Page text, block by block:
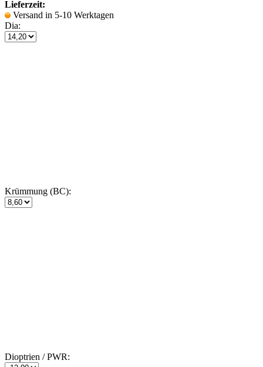
Lieferzeit:
Versand in 5-10 Werktagen
Dia:
Krümmung (BC):
Dioptrien / PWR: